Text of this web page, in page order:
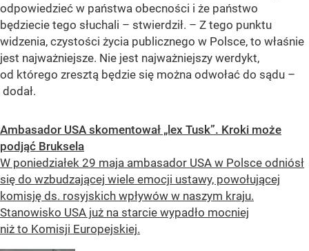
odpowiedzieć w państwa obecności i że państwo
będziecie tego słuchali – stwierdził. – Z tego punktu
widzenia, czystości życia publicznego w Polsce, to właśnie
jest najważniejsze. Nie jest najważniejszy werdykt,
od którego zresztą będzie się można odwołać do sądu –
dodał.
Ambasador USA skomentował „lex Tusk”. Kroki może
podjąć Bruksela
W poniedziałek 29 maja ambasador USA w Polsce odniósł
się do wzbudzającej wiele emocji ustawy, powołującej
komisję ds. rosyjskich wpływów w naszym kraju.
Stanowisko USA już na starcie wypadło mocniej
niż to Komisji Europejskiej.